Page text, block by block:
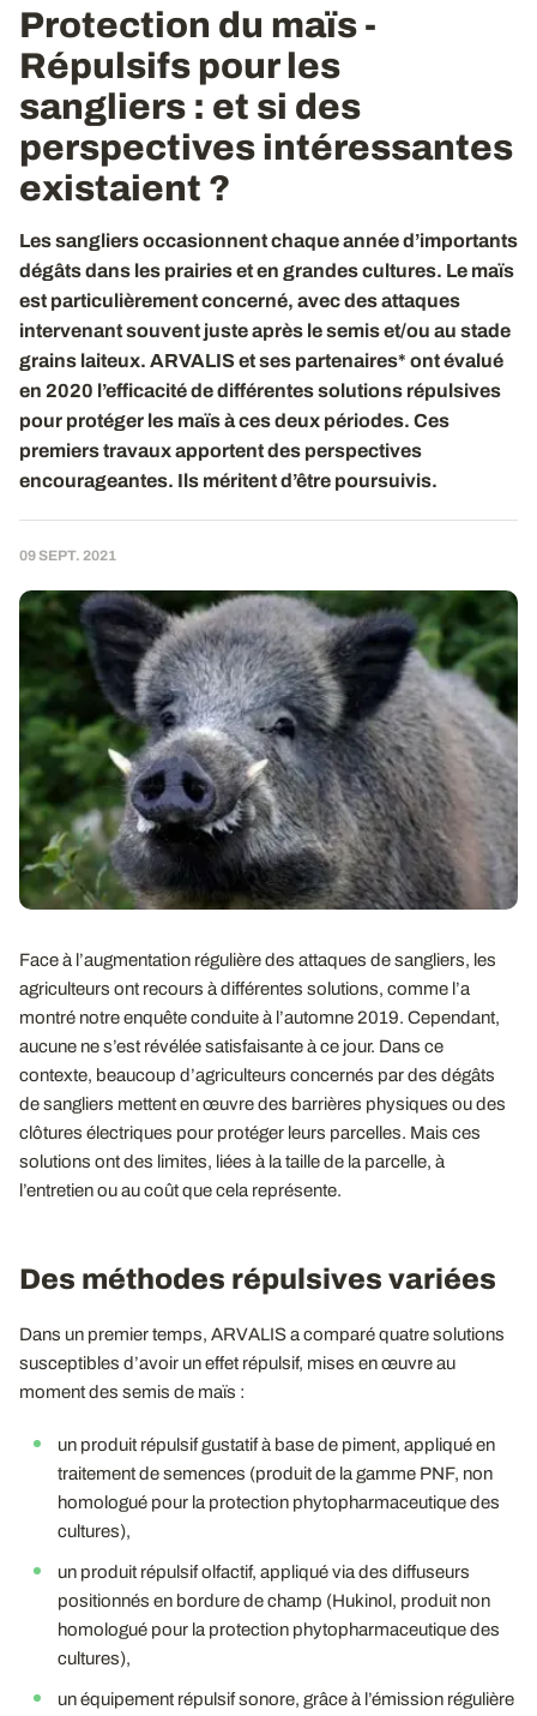
Protection du maïs -
Répulsifs pour les
sangliers : et si des
perspectives intéressantes
existaient ?
Les sangliers occasionnent chaque année d’importants
dégâts dans les prairies et en grandes cultures. Le maïs
est particulièrement concerné, avec des attaques
intervenant souvent juste après le semis et/ou au stade
grains laiteux. ARVALIS et ses partenaires* ont évalué
en 2020 l’efficacité de différentes solutions répulsives
pour protéger les maïs à ces deux périodes. Ces
premiers travaux apportent des perspectives
encourageantes. Ils méritent d’être poursuivis.
09 SEPT. 2021
Face à l’augmentation régulière des attaques de sangliers, les
agriculteurs ont recours à différentes solutions, comme l’a
montré notre enquête conduite à l’automne 2019. Cependant,
aucune ne s’est révélée satisfaisante à ce jour. Dans ce
contexte, beaucoup d’agriculteurs concernés par des dégâts
de sangliers mettent en œuvre des barrières physiques ou des
clôtures électriques pour protéger leurs parcelles. Mais ces
solutions ont des limites, liées à la taille de la parcelle, à
l’entretien ou au coût que cela représente.
Des méthodes répulsives variées
Dans un premier temps, ARVALIS a comparé quatre solutions
susceptibles d’avoir un effet répulsif, mises en œuvre au
moment des semis de maïs :
un produit répulsif gustatif à base de piment, appliqué en
traitement de semences (produit de la gamme PNF, non
homologué pour la protection phytopharmaceutique des
cultures),
un produit répulsif olfactif, appliqué via des diffuseurs
positionnés en bordure de champ (Hukinol, produit non
homologué pour la protection phytopharmaceutique des
cultures),
un équipement répulsif sonore, grâce à l’émission régulière